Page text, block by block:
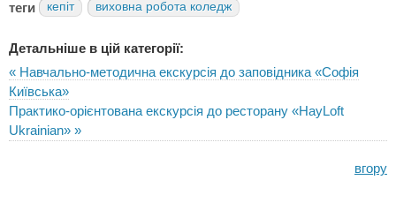
теги кепіт виховна робота коледж
Детальніше в цій категорії:
« Навчально-методична екскурсія до заповідника «Софія
Київська»
Практико-орієнтована екскурсія до ресторану «HayLoft
Ukrainian» »
вгору